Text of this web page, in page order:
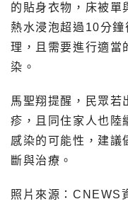
的貼身衣物，床被單
熱水浸泡超過10分
理，且需要進行適當
染。
馬聖翔提醒，民眾若
疹，且同住家人也陸
感染的可能性，建議
斷與治療。
照片來源：CNEWS